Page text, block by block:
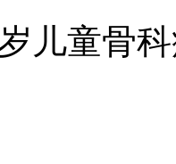
儿童骨